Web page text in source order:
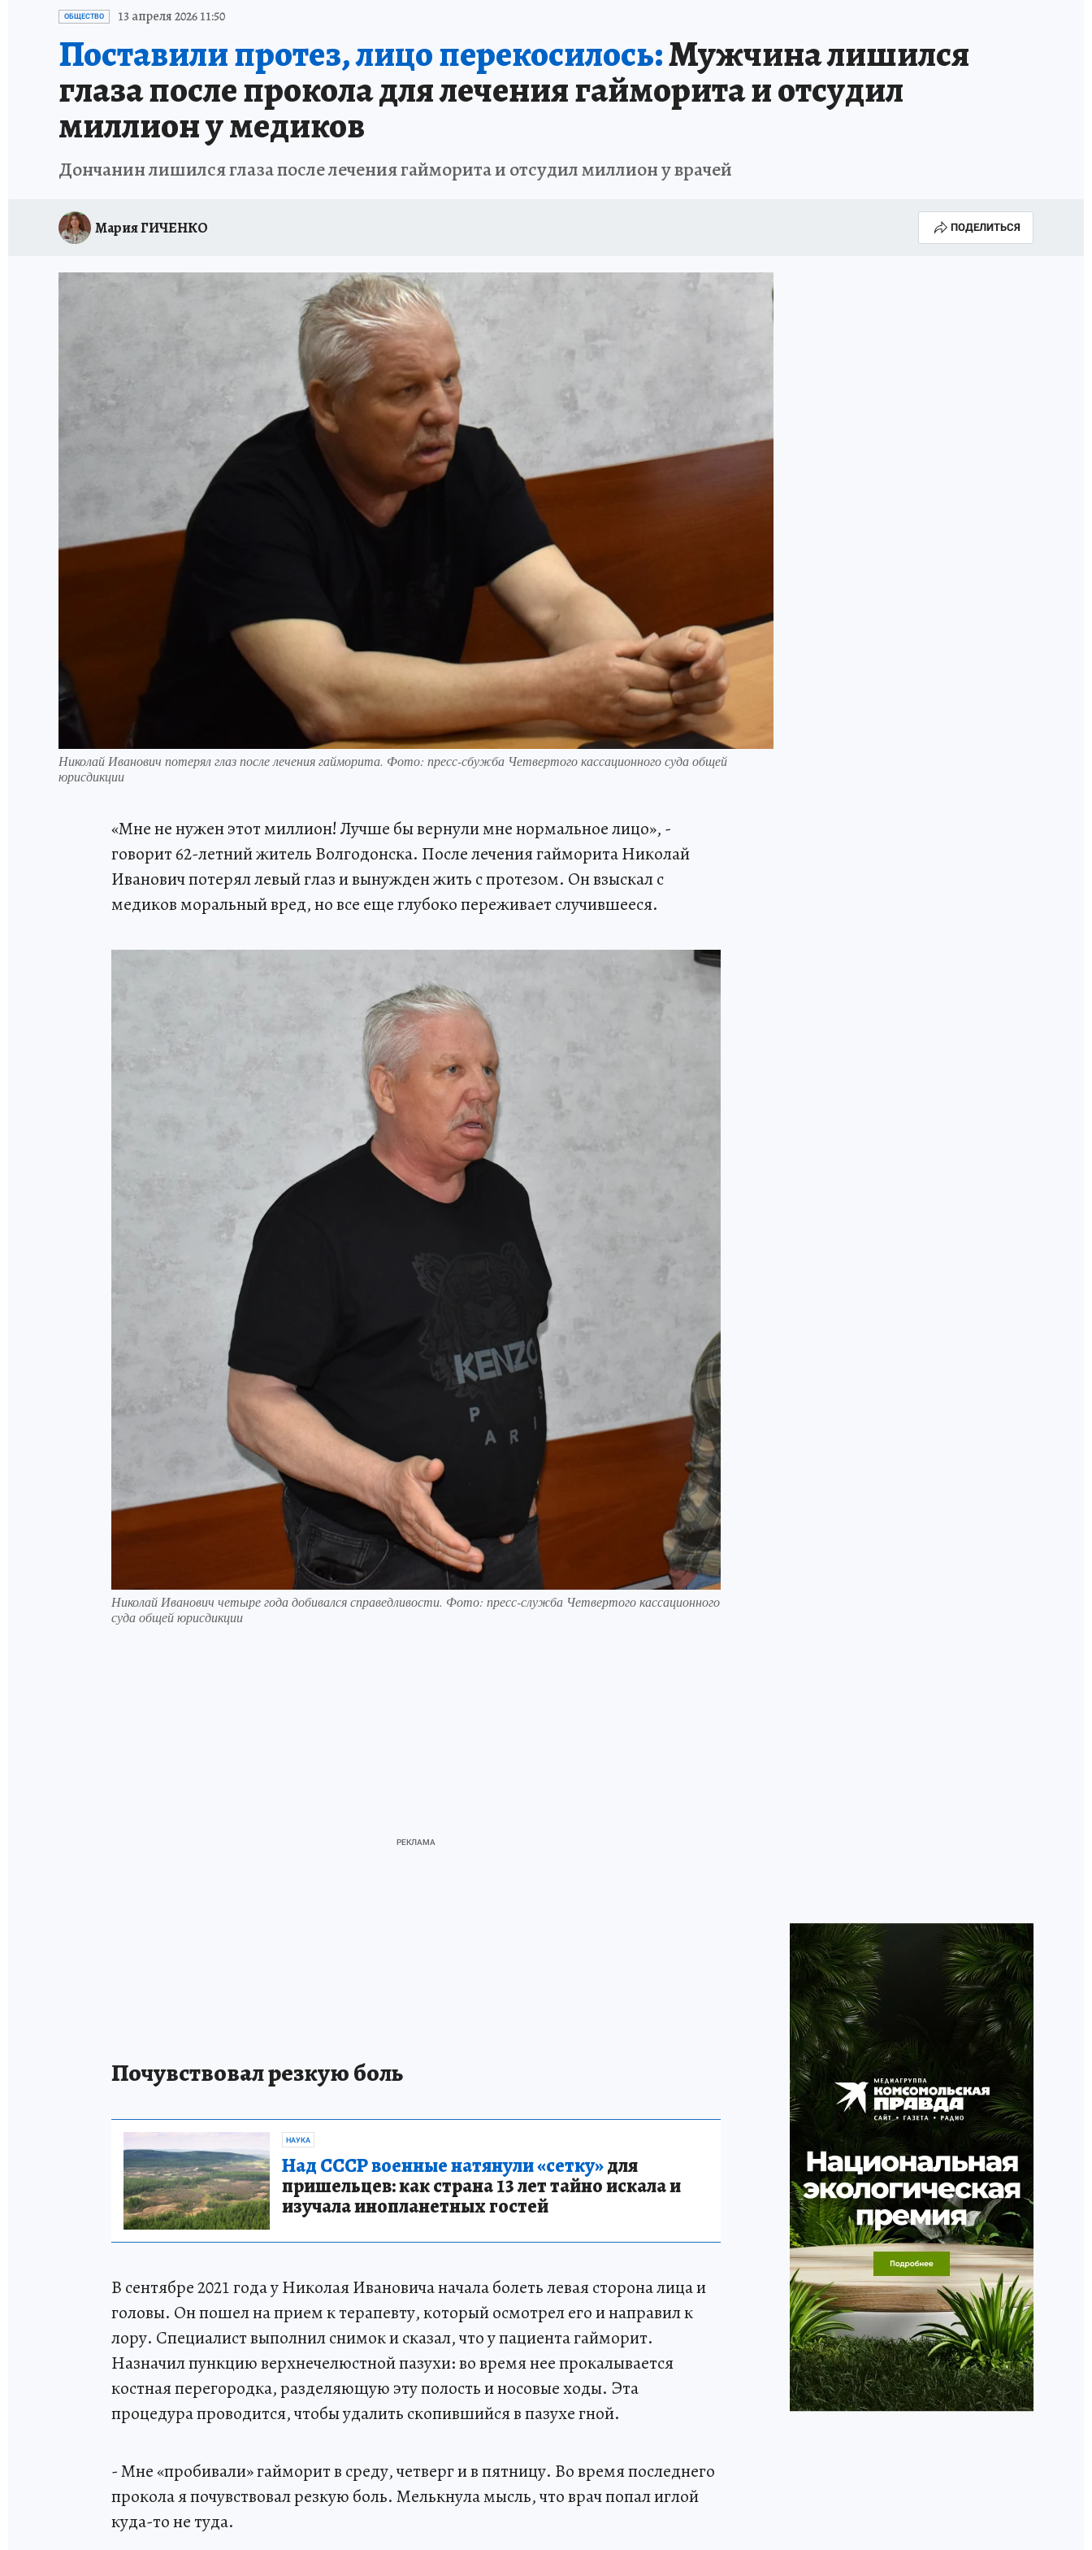
ЗАПОВЕДНАЯ РОССИЯ
ОБЩЕСТВО 13 апреля 2026 11:50
Поставили протез, лицо перекосилось:Мужчина лишился
глаза после прокола для лечения гайморита и отсудил
миллион у медиков
Дончанин лишился глаза после лечения гайморита и отсудил миллион у врачей
Мария ГИЧЕНКО ПОДЕЛИТЬСЯ
Николай Иванович потерял глаз после лечения гайморита. Фото: пресс-сбужба Четвертого кассационного суда общей
юрисдикции
«Мне не нужен этот миллион! Лучше бы вернули мне нормальное лицо», -
говорит 62-летний житель Волгодонска. После лечения гайморита Николай
Иванович потерял левый глаз и вынужден жить с протезом. Он взыскал с
медиков моральный вред, но все еще глубоко переживает случившееся.
Николай Иванович четыре года добивался справедливости. Фото: пресс-служба Четвертого кассационного
суда общей юрисдикции
Почувствовал резкую боль
НАУКА
Над СССР военные натянули «сетку»для
пришельцев: как страна 13 лет тайно искала и
изучала инопланетных гостей
В сентябре 2021 года у Николая Ивановича начала болеть левая сторона лица и
головы. Он пошел на прием к терапевту, который осмотрел его и направил к
лору. Специалист выполнил снимок и сказал, что у пациента гайморит.
Назначил пункцию верхнечелюстной пазухи: во время нее прокалывается
костная перегородка, разделяющую эту полость и носовые ходы. Эта
процедура проводится, чтобы удалить скопившийся в пазухе гной.
- Мне «пробивали» гайморит в среду, четверг и в пятницу. Во время последнего
прокола я почувствовал резкую боль. Мелькнула мысль, что врач попал иглой
куда-то не туда.